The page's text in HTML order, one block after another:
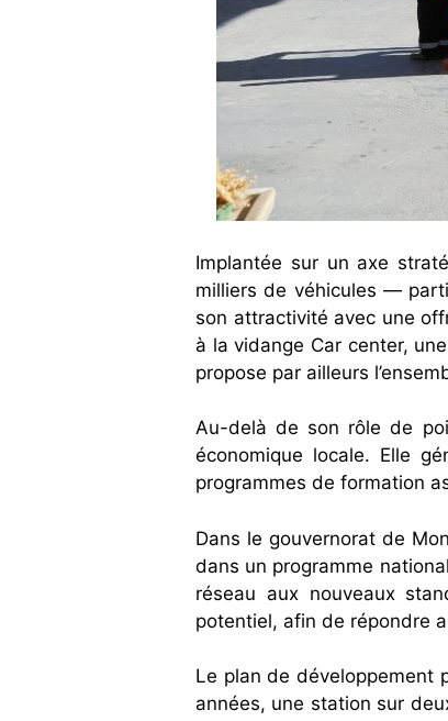
Implantée sur un axe
milliers de véhicules —
son attractivité avec une
à la vidange Car center,
propose par ailleurs
Au-delà de son rôle de
économique locale. Elle
programmes de formation
Dans le gouvernorat de
dans un programme
réseau aux nouveaux
potentiel, afin de répondre
Le plan de développement
années, une station sur